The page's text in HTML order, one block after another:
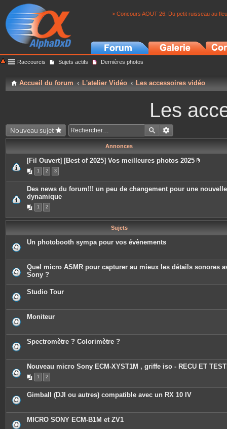
> Concours AOUT 26: Du petit ruisseau au
Raccourcis Sujets actifs Dernières photos
Accueil du forum L'atelier Vidéo Les accessoires vidéo
Les
Nouveau sujet
Annonces
[Fil Ouvert] [Best of 2025] Vos meilleures photos 2025
c
e
n
1 2 3
Des news du forum!!! un peu de changement pour une nouvelle
dynamique
1 2
Sujets
Un photobooth sympa pour vos évènements
Quel micro ASMR pour capturer au mieux les détails sonores
Sony ?
Studio Tour
Moniteur
Spectromètre ? Colorimètre ?
Nouveau micro Sony ECM-XYST1M , griffe iso - RECU ET
1 2
Gimball (DJI ou autres) compatible avec un RX 10 IV
MICRO SONY ECM-B1M et ZV1